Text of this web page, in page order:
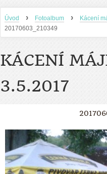
Úvod › Fotoalbum › Kácení
20170603_210349
KÁCENÍ
3.5.2017